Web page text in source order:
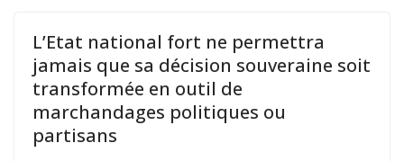
L’Etat national fort ne permettra
jamais que sa décision souveraine soit
transformée en outil de
marchandages politiques ou
partisans